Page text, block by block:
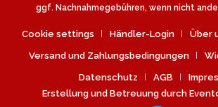
ggf. Nachnahmegebühren, wenn nicht
Cookie settings Händler-Login Über
Versand und Zahlungsbedingungen
Datenschutz AGB
Erstellung und Betreuung durch